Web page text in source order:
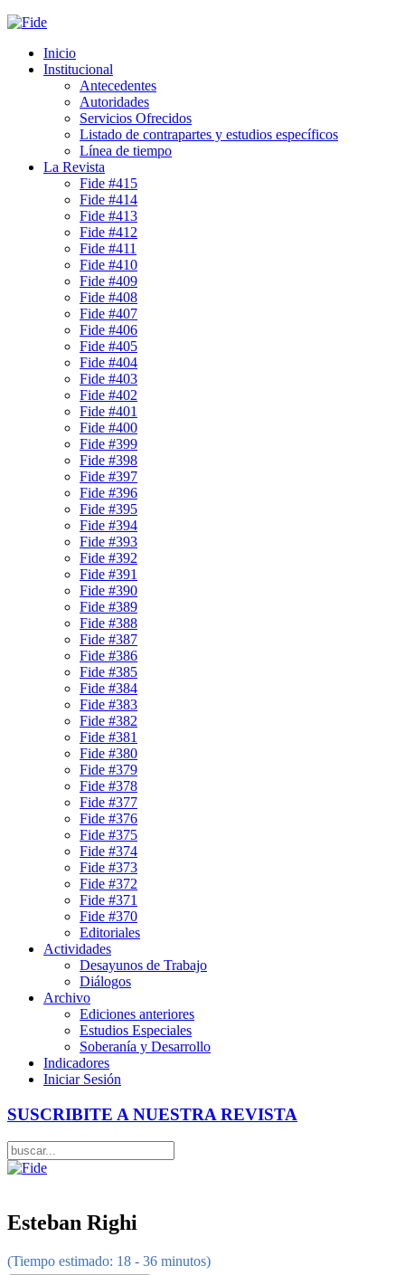
Inicio
Institucional
Antecedentes
Autoridades
Servicios Ofrecidos
Listado de contrapartes y estudios específicos
Línea de tiempo
La Revista
Fide #415
Fide #414
Fide #413
Fide #412
Fide #411
Fide #410
Fide #409
Fide #408
Fide #407
Fide #406
Fide #405
Fide #404
Fide #403
Fide #402
Fide #401
Fide #400
Fide #399
Fide #398
Fide #397
Fide #396
Fide #395
Fide #394
Fide #393
Fide #392
Fide #391
Fide #390
Fide #389
Fide #388
Fide #387
Fide #386
Fide #385
Fide #384
Fide #383
Fide #382
Fide #381
Fide #380
Fide #379
Fide #378
Fide #377
Fide #376
Fide #375
Fide #374
Fide #373
Fide #372
Fide #371
Fide #370
Editoriales
Actividades
Desayunos de Trabajo
Diálogos
Archivo
Ediciones anteriores
Estudios Especiales
Soberanía y Desarrollo
Indicadores
Iniciar Sesión
SUSCRIBITE A NUESTRA REVISTA
Esteban Righi
(Tiempo estimado: 18 - 36 minutos)